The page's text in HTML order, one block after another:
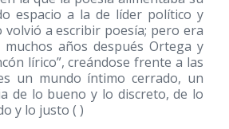
espacio a la de líder político y
volvió a escribir poesía; pero era
años después Ortega y
lírico”, creándose frente a las
un mundo íntimo cerrado, un
de lo bueno y lo discreto, de lo
y lo justo ( )